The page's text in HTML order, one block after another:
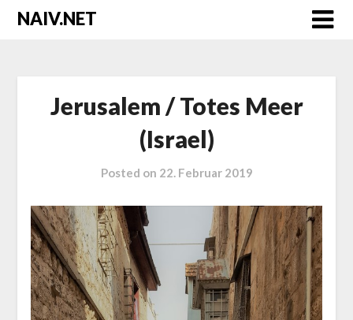
SkipNAIV.NET
Jerusalem / Totes Meer
(Israel)
Posted on 22. Februar 2019